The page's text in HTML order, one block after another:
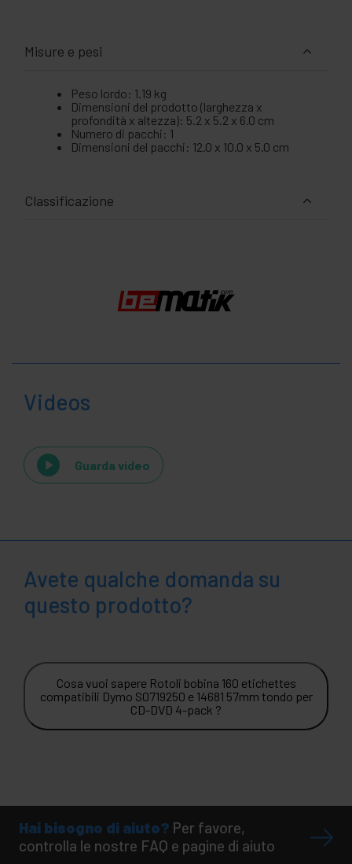
Misure e pesi
Peso lordo: 1.19 kg
Dimensioni del prodotto (larghezza x
profondità x altezza): 5.2 x 5.2 x 6.0 cm
Numero di pacchi: 1
Dimensioni del pacchi: 12.0 x 10.0 x 5.0 cm
Classificazione
Videos
Guarda video
Avete qualche domanda su
questo prodotto?
Cosa vuoi sapere Rotoli bobina 160 etichettes
compatibili Dymo S0719250 e 14681 57mm tondo per
CD-DVD 4-pack ?
Hai bisogno di aiuto? Per favore,
controlla le nostre FAQ e pagine di aiuto